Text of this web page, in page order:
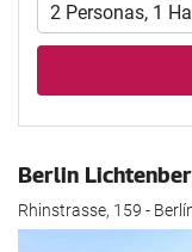
2 Personas, 1
Berlin
Rhinstrasse, 159 -